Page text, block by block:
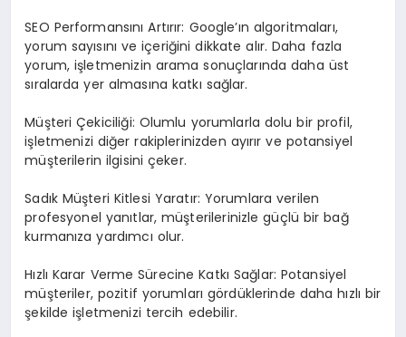
SEO Performansını Artırır: Google’ın algoritmaları,
yorum sayısını ve içeriğini dikkate alır. Daha fazla
yorum, işletmenizin arama sonuçlarında daha üst
sıralarda yer almasına katkı sağlar.
Müşteri Çekiciliği: Olumlu yorumlarla dolu bir profil,
işletmenizi diğer rakiplerinizden ayırır ve potansiyel
müşterilerin ilgisini çeker.
Sadık Müşteri Kitlesi Yaratır: Yorumlara verilen
profesyonel yanıtlar, müşterilerinizle güçlü bir bağ
kurmanıza yardımcı olur.
Hızlı Karar Verme Sürecine Katkı Sağlar: Potansiyel
müşteriler, pozitif yorumları gördüklerinde daha hızlı bir
şekilde işletmenizi tercih edebilir.